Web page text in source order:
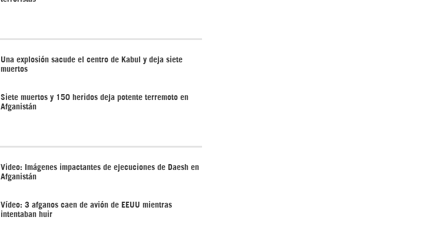
Una explosión sacude el centro de Kabul y deja siete
muertos
Siete muertos y 150 heridos deja potente terremoto en
Afganistán
Video: Imágenes impactantes de ejecuciones de Daesh en
Afganistán
Vídeo: 3 afganos caen de avión de EEUU mientras
intentaban huir